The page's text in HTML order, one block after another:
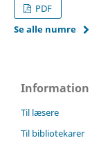
PDF
Se alle numre
Information
Til læsere
Til bibliotekarer